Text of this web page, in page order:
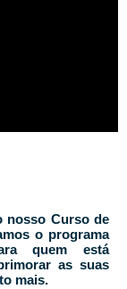
nosso Curso de
o programa
quem está
as suas
mais.